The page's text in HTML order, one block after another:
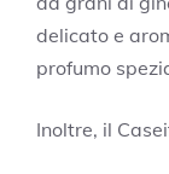
delicato e
profumo
Inoltre, il